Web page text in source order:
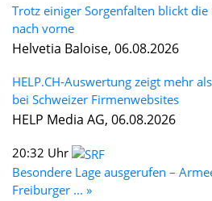
Trotz einiger Sorgenfalten blickt die
nach vorne
Helvetia Baloise, 06.08.2026
HELP.CH-Auswertung zeigt mehr
bei Schweizer Firmenwebsites
HELP Media AG, 06.08.2026
20:32 Uhr
Besondere Lage ausgerufen –
Freiburger ... »